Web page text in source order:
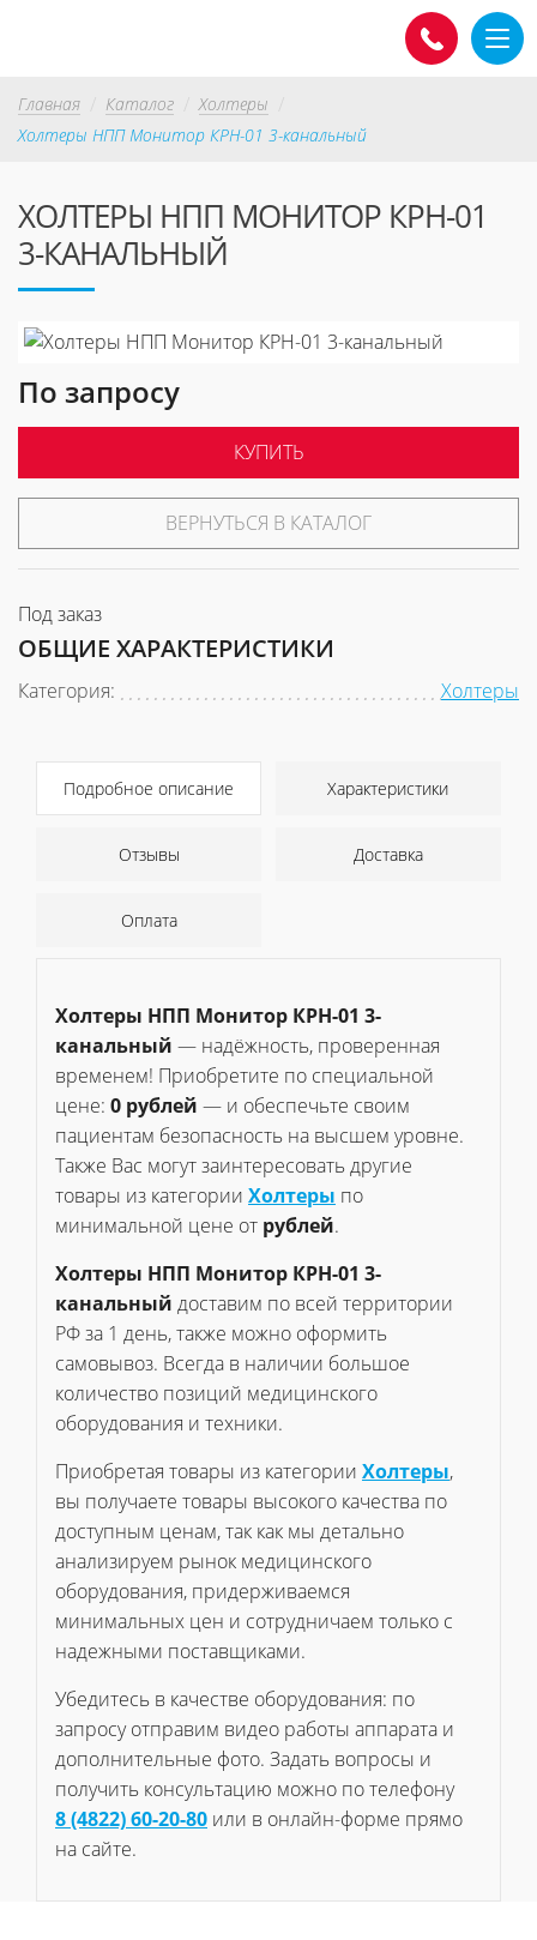
Главная Каталог
Холтеры
Холтеры НПП Монитор КРН-01 3-канальный
ХОЛТЕРЫ НПП МОНИТОР КРН-01
3-КАНАЛЬНЫЙ
По запросу
КУПИТЬ
ВЕРНУТЬСЯ В КАТАЛОГ
Под заказ
ОБЩИЕ ХАРАКТЕРИСТИКИ
Категория: Холтеры
Подробное описание Характеристики
Отзывы Доставка
Оплата
Холтеры НПП Монитор КРН-01 3-
канальный — надёжность, проверенная
временем! Приобретите по специальной
цене: 0 рублей — и обеспечьте своим
пациентам безопасность на высшем уровне.
Также Вас могут заинтересовать другие
товары из категории Холтеры по
минимальной цене от рублей.
Холтеры НПП Монитор КРН-01 3-
канальный доставим по всей территории
РФ за 1 день, также можно оформить
самовывоз. Всегда в наличии большое
количество позиций медицинского
оборудования и техники.
Приобретая товары из категории Холтеры,
вы получаете товары высокого качества по
доступным ценам, так как мы детально
анализируем рынок медицинского
оборудования, придерживаемся
минимальных цен и сотрудничаем только с
надежными поставщиками.
Убедитесь в качестве оборудования: по
запросу отправим видео работы аппарата и
дополнительные фото. Задать вопросы и
получить консультацию можно по телефону
8 (4822) 60-20-80 или в онлайн-форме прямо
на сайте.